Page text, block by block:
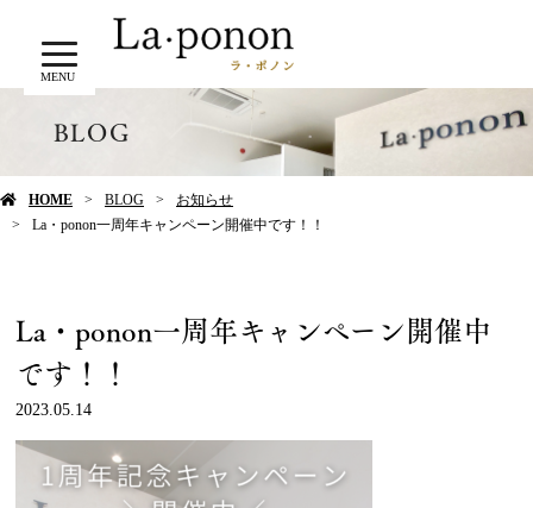
MENU
BLOG
HOME BLOG
お知らせ
La・ponon一周年キャンペーン開催中です！！
La・ponon一周年キャンペーン開催中
です！！
2023.05.14